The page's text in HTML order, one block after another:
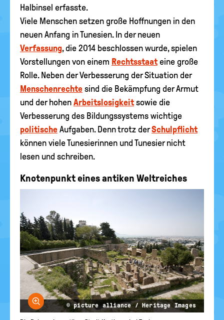
Halbinsel erfasste.
Viele Menschen setzen große Hoffnungen in den
neuen Anfang in Tunesien. In der neuen
Verfassung, die 2014 beschlossen wurde, spielen
Vorstellungen von einem Rechtsstaateine große
Rolle. Neben der Verbesserung der Situation der
Menschenrechte sind die Bekämpfung der Armut
und der hohen Arbeitslosigkeitsowie die
Verbesserung des Bildungssystems wichtige
politische Aufgaben. Denn trotz derSchulpflicht
können viele Tunesierinnen und Tunesier nicht
lesen und schreiben.
Knotenpunkt eines antiken Weltreiches
Bild vergrößern
© picture alliance / Heritage Images